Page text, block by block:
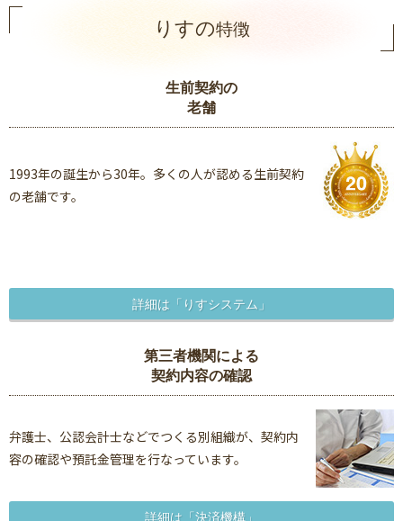
りすの特徴
生前契約の
老舗
1993年の誕生から30年。多くの人が認める生前契約
の老舗です。
詳細は「りすシステム」
第三者機関による
契約内容の確認
弁護士、公認会計士などでつくる別組織が、契約内
容の確認や預託金管理を行なっています。
詳細は「決済機構」